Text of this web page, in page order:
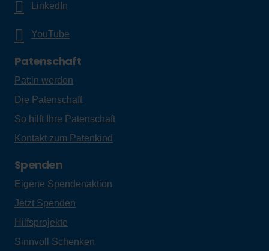
LinkedIn
YouTube
Patenschaft
Pat:in werden
Die Patenschaft
So hilft Ihre Patenschaft
Kontakt zum Patenkind
Spenden
Eigene Spendenaktion
Jetzt Spenden
Hilfsprojekte
Sinnvoll Schenken